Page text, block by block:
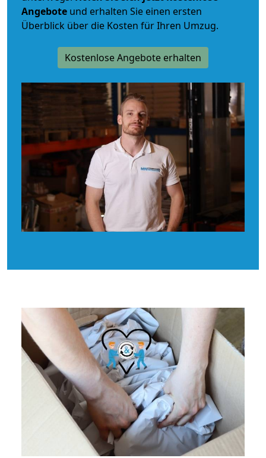
Angebote und erhalten Sie einen ersten
Überblick über die Kosten für Ihren Umzug.
Kostenlose Angebote erhalten